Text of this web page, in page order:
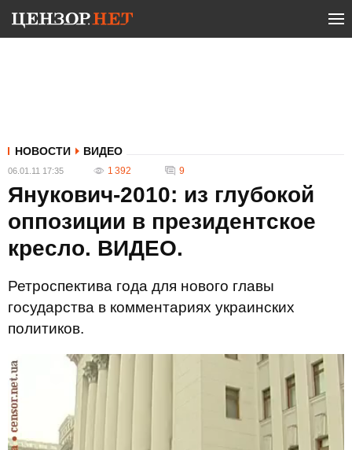
НОВОСТИ ВИДЕО
06.01.11 17:35 1 392 9
Янукович-2010: из глубокой
оппозиции в президентское
кресло. ВИДЕО.
Ретроспектива года для нового главы
государства в комментариях украинских
политиков.